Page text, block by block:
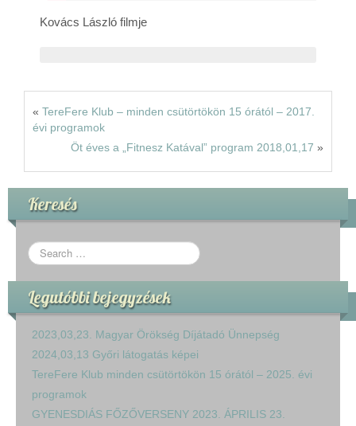
Kovács László filmje
« TereFere Klub – minden csütörtökön 15 órától – 2017.
évi programok
Öt éves a „Fitnesz Katával” program 2018,01,17 »
Keresés
Legutóbbi bejegyzések
2023,03,23. Magyar Örökség Díjátadó Ünnepség
2024,03,13 Győri látogatás képei
TereFere Klub minden csütörtökön 15 órától – 2025. évi
programok
GYENESDIÁS FŐZŐVERSENY 2023. ÁPRILIS 23.